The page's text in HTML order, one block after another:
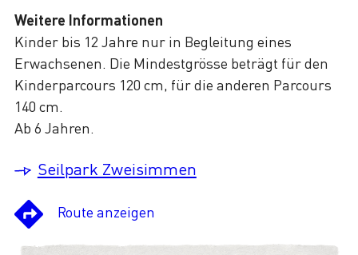
Weitere Informationen
Kinder bis 12 Jahre nur in Begleitung eines
Erwachsenen. Die Mindestgrösse beträgt für den
Kinderparcours 120 cm, für die anderen Parcours
140 cm.
Ab 6 Jahren.
Seilpark Zweisimmen
Route anzeigen